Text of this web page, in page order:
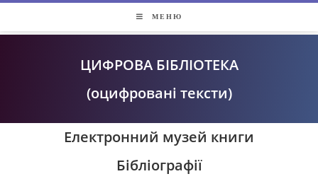
МЕНЮ
ЦИФРОВА БІБЛІОТЕКА
(оцифровані тексти)
Електронний музей книги
Бібліографії